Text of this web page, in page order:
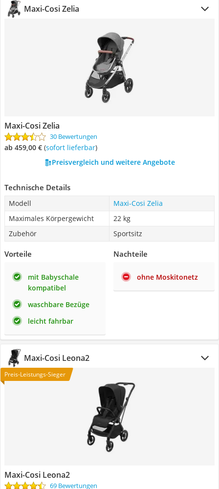
Maxi-Cosi Zelia
Maxi-Cosi Zelia
30 Bewertungen
ab 459,00 € ( Sofort lieferbar)
Preisvergleich und weitere Angebote
Technische Details
Modell
Maxi-Cosi Zelia
Maximales Körpergewicht
22 kg
Zubehör
Sportsitz
Vorteile
mit Babyschale
kompatibel
waschbare Bezüge
leicht fahrbar
Nachteile
ohne Moskitonetz
Maxi-Cosi Leona2
Preis-Leistungs-Sieger
Maxi-Cosi Leona2
69 Bewertungen